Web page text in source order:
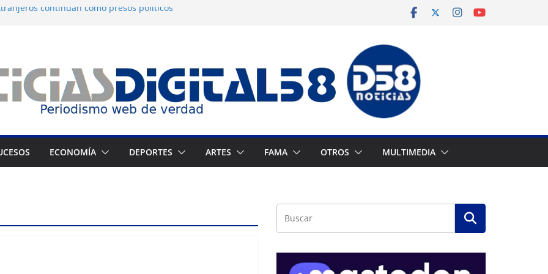
continúan como presos políticos
exige justicia por muerte del preso
Francés culmina muestra histórica y
ECONOMÍA DEPORTES ARTES FAMA OTROS MULTIMEDIA